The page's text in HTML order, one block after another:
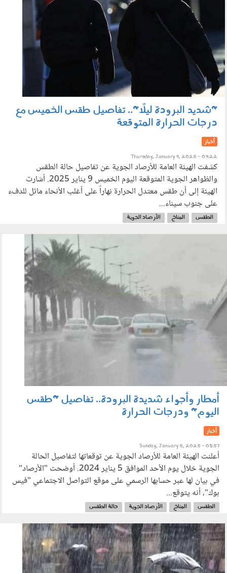
"شديد البرودة ليلًا".. تفاصيل طقس الخميس مع
درجات الحرارة المتوقعة
أخبار
Thursday, January 9, 2025 - 09:22
كشفت الهيئة العامة للأرصاد الجوية عن تفاصيل حالة الطقس
والظواهر الجوية المتوقعة اليوم الخميس 9 يناير 2025. أشارت
الهيئة إلى أن طقس معتدل الحرارة نهاراً على أغلب الأنحاء مائل للدفء
على جنوب سيناء...
الطقس المناخ الأرصاد الجوية
أمطار وأجواء شديدة البرودة.. تفاصيل "طقس
اليوم" ودرجات الحرارة
أخبار
Sunday, January 5, 2025 - 08:57
أعلنت الهيئة العامة للأرصاد الجوية عن توقعاتها لتفاصيل الحالة
الجوية خلال يوم الأحد الموافق 5 يناير 2024. أوضحت "الأرصاد"
في بيان لها عبر حسابها الرسمي على موقع التواصل الاجتماعي "فيس
بوك"، أنه يتوقع...
الطقس المناخ الأرصاد الجوية حالة الطقس
0201_002.jpg